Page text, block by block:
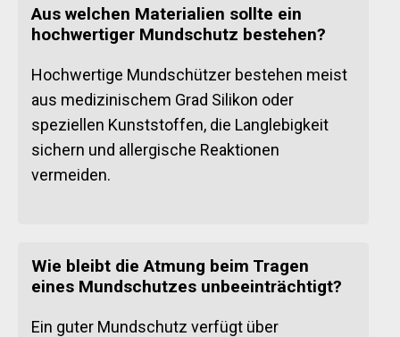
Aus welchen Materialien sollte ein
hochwertiger Mundschutz bestehen?
Hochwertige Mundschützer bestehen meist
aus medizinischem Grad Silikon oder
speziellen Kunststoffen, die Langlebigkeit
sichern und allergische Reaktionen
vermeiden.
Wie bleibt die Atmung beim Tragen
eines Mundschutzes unbeeinträchtigt?
Ein guter Mundschutz verfügt über